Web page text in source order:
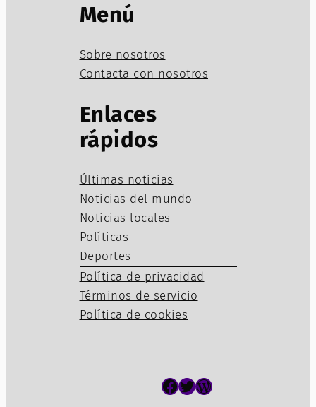
Menú
Sobre nosotros
Contacta con nosotros
Enlaces
rápidos
Últimas noticias
Noticias del mundo
Noticias locales
Políticas
Deportes
Política de privacidad
Términos de servicio
Política de cookies
Facebook Twitter WordPress